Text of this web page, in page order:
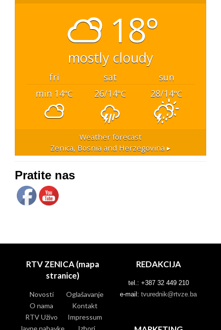
18°
mostly cloudy
fri sat
sun
min 14°C 26/14°C 28/14°C
Weather forecast
Zenica, Bosnia and Herzegovina ▸
Pratite nas
RTV ZENICA (mapa
stranice)
Novosti
Oglašavanje
O nama
Kontakt
RTV Uživo
Impressum
REDAKCIJA
tel.: +387 32 449 210
e-mail: tvurednik@rtvze.ba